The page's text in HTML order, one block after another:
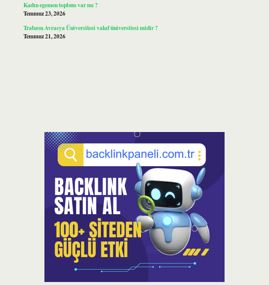
Kadın egemen toplum var mı ?
Temmuz 23, 2026
Trabzon Avrasya Üniversitesi vakıf üniversitesi midir ?
Temmuz 21, 2026